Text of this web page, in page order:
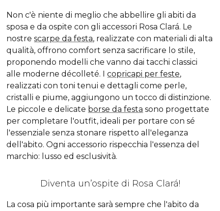
Non c'è niente di meglio che abbellire gli abiti da
sposa e da ospite con gli accessori Rosa Clará. Le
nostrescarpe da festa, realizzate con materiali di alta
qualità, offrono comfort senza sacrificare lo stile,
proponendo modelli che vanno dai tacchi classici
alle moderne décolleté. Icopricapi per feste,
realizzati con toni tenui e dettagli come perle,
cristalli e piume, aggiungono un tocco di distinzione.
Le piccole e delicate borse da festa sono progettate
per completare l'outfit, ideali per portare con sé
l'essenziale senza stonare rispetto all'eleganza
dell'abito. Ogni accessorio rispecchia l'essenza del
marchio: lusso ed esclusività.
Diventa un’ospite di Rosa Clará!
La cosa più importante sarà sempre che l'abito da